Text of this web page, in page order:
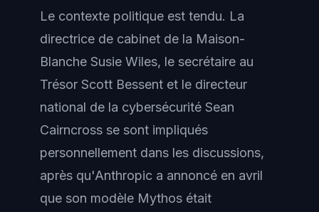
Le contexte politique est tendu. La
directrice de cabinet de la Maison-
Blanche Susie Wiles, le secrétaire au
Trésor Scott Bessent et le directeur
national de la cybersécurité Sean
Cairncross se sont impliqués
personnellement dans les discussions,
après qu'Anthropic a annoncé en avril
que son modèle Mythos était